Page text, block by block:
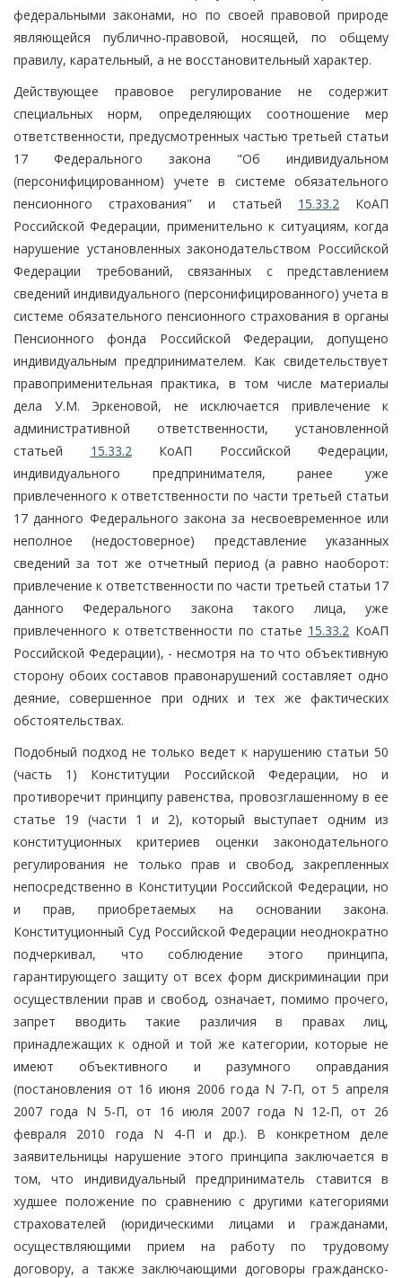
федеральными законами, но по своей правовой природе
являющейся публично-правовой, носящей, по общему
правилу, карательный, а не восстановительный характер.
Действующее правовое регулирование не содержит
специальных норм, определяющих соотношение мер
ответственности, предусмотренных частью третьей статьи
17 Федерального закона "Об индивидуальном
(персонифицированном) учете в системе обязательного
пенсионного страхования" и статьей 15.33.2 КоАП
Российской Федерации, применительно к ситуациям, когда
нарушение установленных законодательством Российской
Федерации требований, связанных с представлением
сведений индивидуального (персонифицированного) учета в
системе обязательного пенсионного страхования в органы
Пенсионного фонда Российской Федерации, допущено
индивидуальным предпринимателем. Как свидетельствует
правоприменительная практика, в том числе материалы
дела У.М. Эркеновой, не исключается привлечение к
административной ответственности, установленной
статьей 15.33.2 КоАП Российской Федерации,
индивидуального предпринимателя, ранее уже
привлеченного к ответственности по части третьей статьи
17 данного Федерального закона за несвоевременное или
неполное (недостоверное) представление указанных
сведений за тот же отчетный период (а равно наоборот:
привлечение к ответственности по части третьей статьи 17
данного Федерального закона такого лица, уже
привлеченного к ответственности по статье 15.33.2 КоАП
Российской Федерации), - несмотря на то что объективную
сторону обоих составов правонарушений составляет одно
деяние, совершенное при одних и тех же фактических
обстоятельствах.
Подобный подход не только ведет к нарушению статьи 50
(часть 1) Конституции Российской Федерации, но и
противоречит принципу равенства, провозглашенному в ее
статье 19 (части 1 и 2), который выступает одним из
конституционных критериев оценки законодательного
регулирования не только прав и свобод, закрепленных
непосредственно в Конституции Российской Федерации, но
и прав, приобретаемых на основании закона.
Конституционный Суд Российской Федерации неоднократно
подчеркивал, что соблюдение этого принципа,
гарантирующего защиту от всех форм дискриминации при
осуществлении прав и свобод, означает, помимо прочего,
запрет вводить такие различия в правах лиц,
принадлежащих к одной и той же категории, которые не
имеют объективного и разумного оправдания
(постановления от 16 июня 2006 года N 7-П, от 5 апреля
2007 года N 5-П, от 16 июля 2007 года N 12-П, от 26
февраля 2010 года N 4-П и др.). В конкретном деле
заявительницы нарушение этого принципа заключается в
том, что индивидуальный предприниматель ставится в
худшее положение по сравнению с другими категориями
страхователей (юридическими лицами и гражданами,
осуществляющими прием на работу по трудовому
договору, а также заключающими договоры гражданско-